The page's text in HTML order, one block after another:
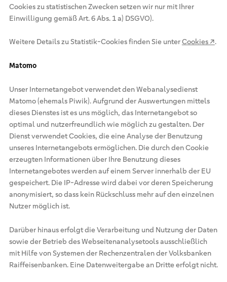
Cookies zu statistischen Zwecken setzen wir nur mit Ihrer
Einwilligung gemäß Art. 6 Abs. 1 a) DSGVO).
Weitere Details zu Statistik-Cookies finden Sie unterCookies ↗.
Matomo
Unser Internetangebot verwendet den Webanalysedienst
Matomo (ehemals Piwik). Aufgrund der Auswertungen mittels
dieses Dienstes ist es uns möglich, das Internetangebot so
optimal und nutzerfreundlich wie möglich zu gestalten. Der
Dienst verwendet Cookies, die eine Analyse der Benutzung
unseres Internetangebots ermöglichen. Die durch den Cookie
erzeugten Informationen über Ihre Benutzung dieses
Internetangebotes werden auf einem Server innerhalb der EU
gespeichert. Die IP-Adresse wird dabei vor deren Speicherung
anonymisiert, so dass kein Rückschluss mehr auf den einzelnen
Nutzer möglich ist.
Darüber hinaus erfolgt die Verarbeitung und Nutzung der Daten
sowie der Betrieb des Webseitenanalysetools ausschließlich
mit Hilfe von Systemen der Rechenzentralen der Volksbanken
Raiffeisenbanken. Eine Datenweitergabe an Dritte erfolgt nicht.